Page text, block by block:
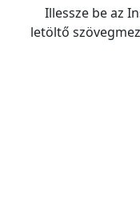
Illessze be az
letöltő